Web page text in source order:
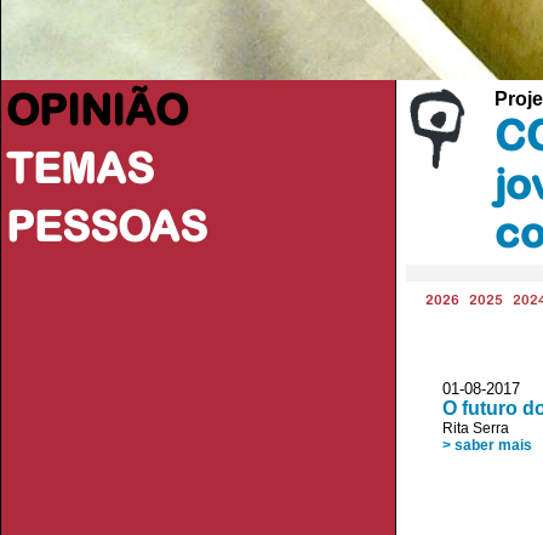
OPINIÃO
TEMAS
PESSOAS
2026 2025
01-08-2017
O futuro
Rita Serra
> saber mais